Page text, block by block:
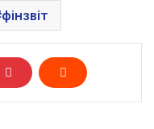
фінзвіт